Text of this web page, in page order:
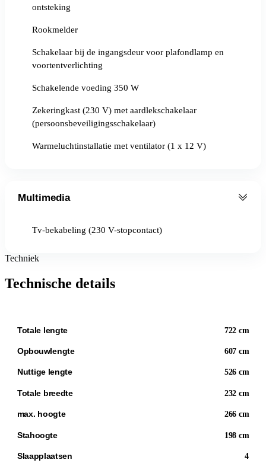
ontsteking
Rookmelder
Schakelaar bij de ingangsdeur voor plafondlamp en
voortentverlichting
Schakelende voeding 350 W
Zekeringkast (230 V) met aardlekschakelaar
(persoonsbeveiligingsschakelaar)
Warmeluchtinstallatie met ventilator (1 x 12 V)
Multimedia
Tv-bekabeling (230 V-stopcontact)
Techniek
Technische details
Totale lengte 722 cm
Opbouwlengte 607 cm
Nuttige lengte 526 cm
Totale breedte 232 cm
max. hoogte 266 cm
Stahoogte 198 cm
Slaapplaatsen 4